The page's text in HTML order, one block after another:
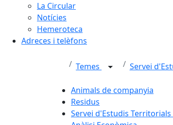
La Circular
Notícies
Hemeroteca
Adreces i telèfons
Temes Servei
Animals de companyia
Residus
Servei d'Estudis Territorials